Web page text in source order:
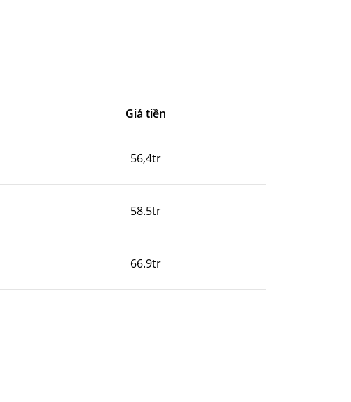
Giá tiền
56,4tr
58.5tr
66.9tr